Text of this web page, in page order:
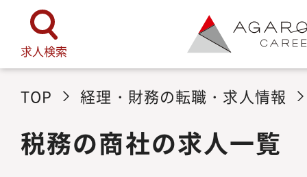
求人検索
TOP 経理・財務の転職・求人情報
税務の商社の求人一覧